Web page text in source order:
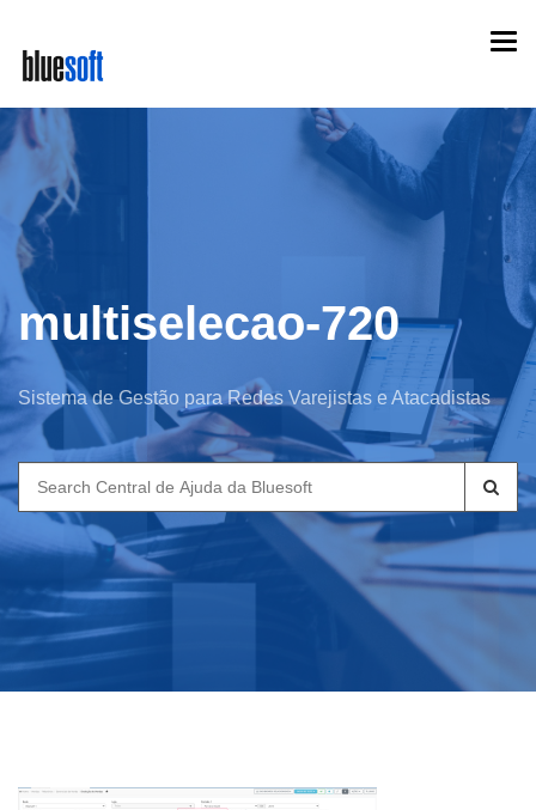
main
content
multiselecao-720
Sistema de Gestão para Redes Varejistas e Atacadistas
Search
for: